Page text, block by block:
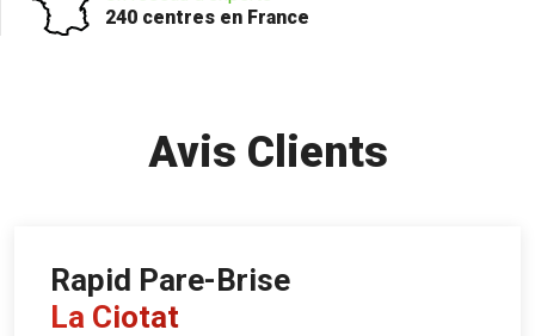
240 centres en France
Avis Clients
Rapid Pare-Brise
La Ciotat